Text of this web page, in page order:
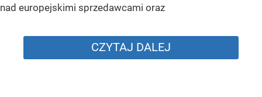
nad europejskimi sprzedawcami oraz
CZYTAJ DALEJ